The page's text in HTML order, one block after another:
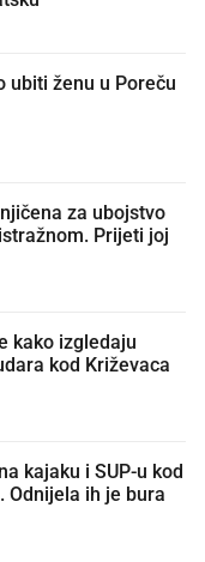
ubiti ženu u Poreču
za ubojstvo
Prijeti joj
kod Križevaca
kajaku i SUP-u kod
Odnijela ih je bura